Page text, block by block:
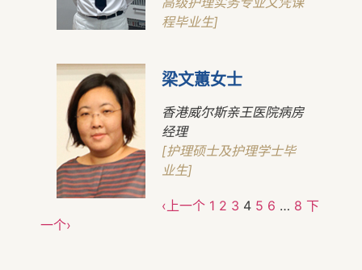
程毕业生]
梁文蕙女士
香港威尔斯亲王医院病房
经理
[护理硕士及护理学士毕
业生]
‹上一个 1 2 3 4 5 6 … 8 下
一个›